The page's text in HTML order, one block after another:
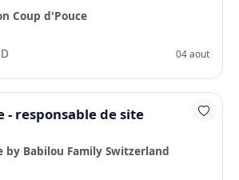
Coup d'Pouce
04 aout
- responsable de site
by Babilou Family Switzerland